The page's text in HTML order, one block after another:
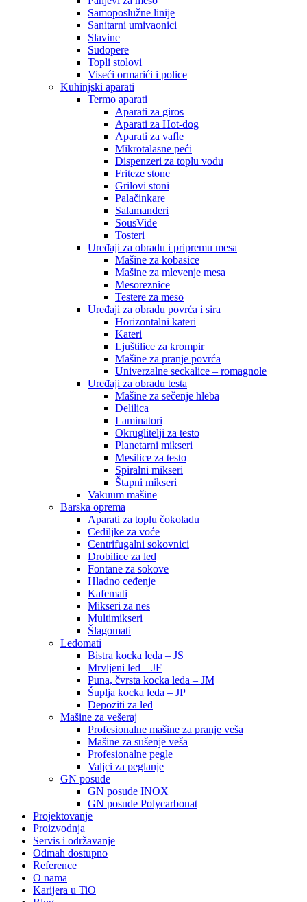
Samoposlužne linije
Sanitarni umivaonici
Slavine
Sudopere
Topli stolovi
Viseći ormarići i police
Kuhinjski aparati
Termo aparati
Aparati za giros
Aparati za Hot-dog
Aparati za vafle
Mikrotalasne peći
Dispenzeri za toplu vodu
Friteze stone
Grilovi stoni
Palačinkare
Salamanderi
SousVide
Tosteri
Uređaji za obradu i pripremu mesa
Mašine za kobasice
Mašine za mlevenje mesa
Mesoreznice
Testere za meso
Uređaji za obradu povrća i sira
Horizontalni kateri
Kateri
Ljuštilice za krompir
Mašine za pranje povrća
Univerzalne seckalice – romagnole
Uređaji za obradu testa
Mašine za sečenje hleba
Delilica
Laminatori
Okruglitelji za testo
Planetarni mikseri
Mesilice za testo
Spiralni mikseri
Štapni mikseri
Vakuum mašine
Barska oprema
Aparati za toplu čokoladu
Cediljke za voće
Centrifugalni sokovnici
Drobilice za led
Fontane za sokove
Hladno ceđenje
Kafemati
Mikseri za nes
Multimikseri
Šlagomati
Ledomati
Bistra kocka leda – JS
Mrvljeni led – JF
Puna, čvrsta kocka leda – JM
Šuplja kocka leda – JP
Depoziti za led
Mašine za vešeraj
Profesionalne mašine za pranje veša
Mašine za sušenje veša
Profesionalne pegle
Valjci za peglanje
GN posude
GN posude INOX
GN posude Polycarbonat
Projektovanje
Proizvodnja
Servis i održavanje
Odmah dostupno
Reference
O nama
Karijera u TiO